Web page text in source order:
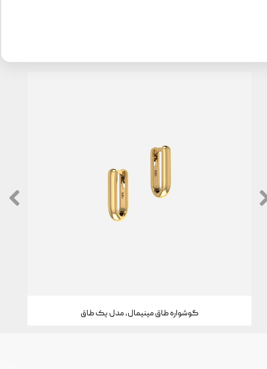
گوشواره طاق مینیمال، مدل یک طاق